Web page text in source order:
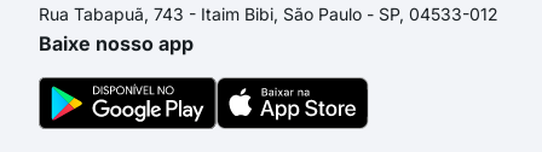
Rua Tabapuã, 743 - Itaim Bibi, São Paulo - SP, 04533-012
Baixe nosso app